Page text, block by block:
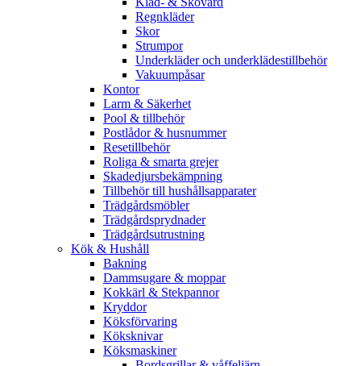
Regnkläder
Skor
Strumpor
Underkläder och underklädestillbehör
Vakuumpåsar
Kontor
Larm & Säkerhet
Pool & tillbehör
Postlådor & husnummer
Resetillbehör
Roliga & smarta grejer
Skadedjursbekämpning
Tillbehör till hushållsapparater
Trädgårdsmöbler
Trädgårdsprydnader
Trädgårdsutrustning
Kök & Hushåll
Bakning
Dammsugare & moppar
Kokkärl & Stekpannor
Kryddor
Köksförvaring
Köksknivar
Köksmaskiner